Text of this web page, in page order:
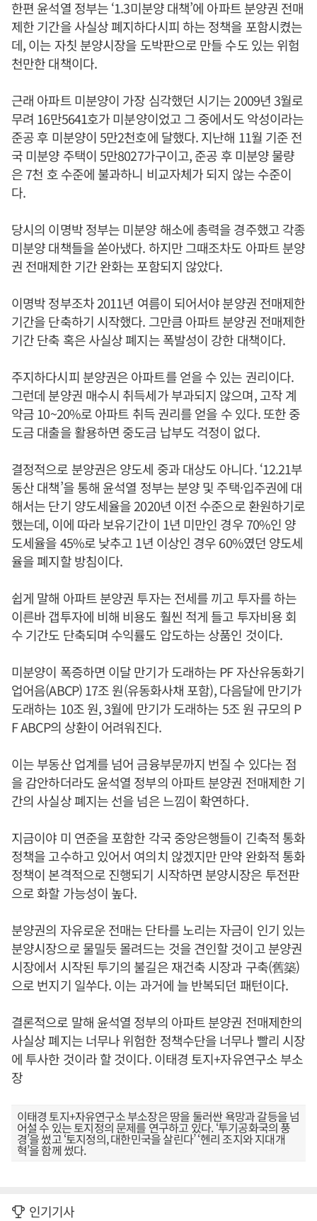
한편 윤석열 정부는 ‘1.3미분양 대책’에 아파트 분양권 전매
제한 기간을 사실상 폐지하다시피 하는 정책을 포함시켰는
데, 이는 자칫 분양시장을 도박판으로 만들 수도 있는 위험
천만한 대책이다.
근래 아파트 미분양이 가장 심각했던 시기는 2009년 3월로
무려 16만5641호가 미분양이었고 그 중에서도 악성이라는
준공 후 미분양이 5만2천호에 달했다. 지난해 11월 기준 전
국 미분양 주택이 5만8027가구이고, 준공 후 미분양 물량
은 7천 호 수준에 불과하니 비교자체가 되지 않는 수준이
다.
당시의 이명박 정부는 미분양 해소에 총력을 경주했고 각종
미분양 대책들을 쏟아냈다. 하지만 그때조차도 아파트 분양
권 전매제한 기간 완화는 포함되지 않았다.
이명박 정부조차 2011년 여름이 되어서야 분양권 전매제한
기간을 단축하기 시작했다. 그만큼 아파트 분양권 전매제한
기간 단축 혹은 사실상 폐지는 폭발성이 강한 대책이다.
주지하다시피 분양권은 아파트를 얻을 수 있는 권리이다.
그런데 분양권 매수시 취득세가 부과되지 않으며, 고작 계
약금 10~20%로 아파트 취득 권리를 얻을 수 있다. 또한 중
도금 대출을 활용하면 중도금 납부도 걱정이 없다.
결정적으로 분양권은 양도세 중과 대상도 아니다. ‘12.21부
동산 대책’을 통해 윤석열 정부는 분양 및 주택·입주권에 대
해서는 단기 양도세율을 2020년 이전 수준으로 환원하기로
했는데, 이에 따라 보유기간이 1년 미만인 경우 70%인 양
도세율을 45%로 낮추고 1년 이상인 경우 60%였던 양도세
율을 폐지할 방침이다.
쉽게 말해 아파트 분양권 투자는 전세를 끼고 투자를 하는
이른바 갭투자에 비해 비용도 훨씬 적게 들고 투자비용 회
수 기간도 단축되며 수익률도 압도하는 상품인 것이다.
미분양이 폭증하면 이달 만기가 도래하는 PF 자산유동화기
업어음(ABCP) 17조 원(유동화사채 포함), 다음달에 만기가
도래하는 10조 원, 3월에 만기가 도래하는 5조 원 규모의 P
F ABCP의 상환이 어려워진다.
이는 부동산 업계를 넘어 금융부문까지 번질 수 있다는 점
을 감안하더라도 윤석열 정부의 아파트 분양권 전매제한 기
간의 사실상 폐지는 선을 넘은 느낌이 확연하다.
지금이야 미 연준을 포함한 각국 중앙은행들이 긴축적 통화
정책을 고수하고 있어서 여의치 않겠지만 만약 완화적 통화
정책이 본격적으로 진행되기 시작하면 분양시장은 투전판
으로 화할 가능성이 높다.
분양권의 자유로운 전매는 단타를 노리는 자금이 인기 있는
분양시장으로 물밀듯 몰려드는 것을 견인할 것이고 분양권
시장에서 시작된 투기의 불길은 재건축 시장과 구축(舊築)
으로 번지기 일쑤다. 이는 과거에 늘 반복되던 패턴이다.
결론적으로 말해 윤석열 정부의 아파트 분양권 전매제한의
사실상 폐지는 너무나 위험한 정책수단을 너무나 빨리 시장
에 투사한 것이라 할 것이다. 이태경 토지+자유연구소 부소
장
이태경 토지+자유연구소 부소장은 땅을 둘러싼 욕망과 갈등을 넘
어설 수 있는 토지정의 문제를 연구하고 있다. ‘투기공화국의 풍
경’을 썼고 ‘토지정의, 대한민국을 살린다’ ‘헨리 조지와 지대개
혁’을 함께 썼다.
인기기사